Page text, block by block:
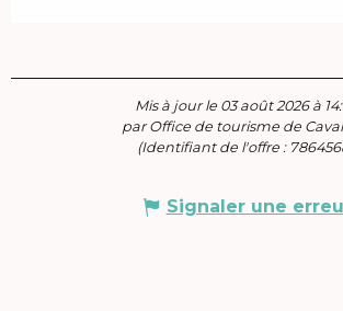
Mis à jour le 03 août 2026 à
par Office de tourisme de
(Identifiant de l'offre :
Signaler une